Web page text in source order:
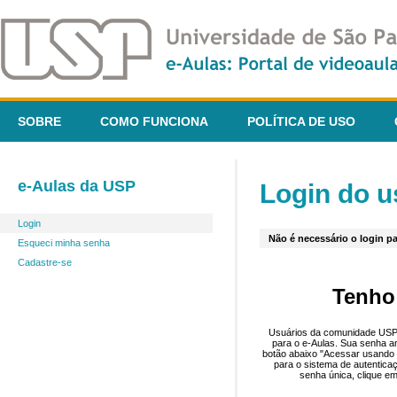
SOBRE COMO FUNCIONA POLÍTICA DE USO
e-Aulas da USP
Login
Esqueci minha senha
Cadastre-se
Login do
Não é necessário o login
Usuários da comunidade
para o e-Aulas. Sua senha
botão abaixo "Acessar
para o sistema de
senha única, clique